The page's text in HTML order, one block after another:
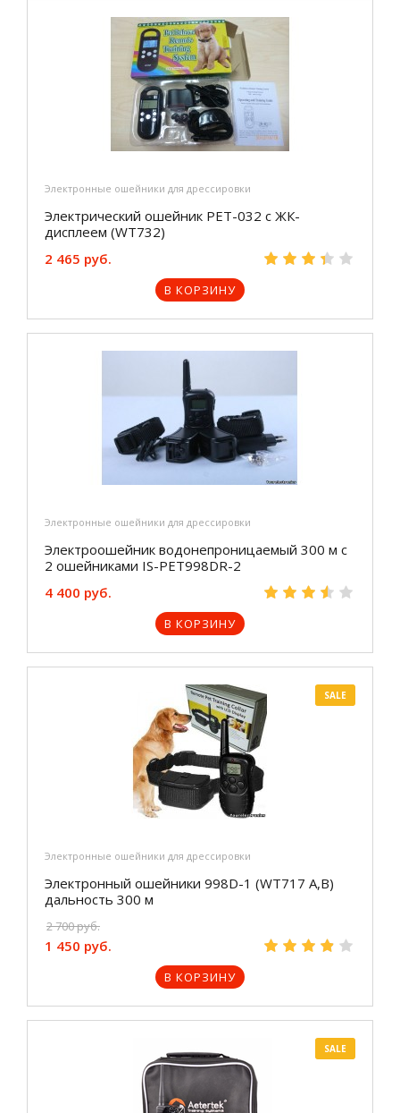
Электронные ошейники для дрессировки
Электрический ошейник РЕТ-032 с ЖК-
дисплеем (WT732)
2 465 руб.
В КОРЗИНУ
Электронные ошейники для дрессировки
Электроошейник водонепроницаемый 300 м с
2 ошейниками IS-PET998DR-2
4 400 руб.
В КОРЗИНУ
SALE
Электронные ошейники для дрессировки
Электронный ошейники 998D-1 (WT717 A,B)
дальность 300 м
2 700 руб.
1 450 руб.
В КОРЗИНУ
SALE